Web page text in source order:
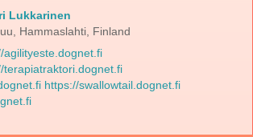
Lukkarinen
Hammaslahti, Finland
agilityeste.dognet.fi
terapiatraktori.dognet.fi
https://swallowtail.dognet.fi